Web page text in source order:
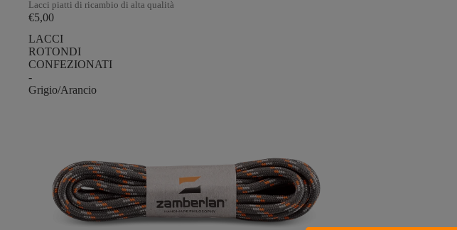
Lacci piatti di ricambio di alta qualità
€5,00
LACCI
ROTONDI
CONFEZIONATI
-
Grigio/Arancio